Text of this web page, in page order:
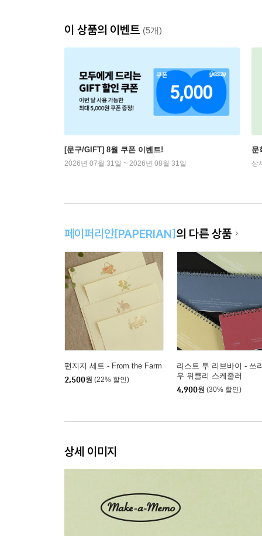
이 상품의 이벤트 (5개)
[문구/GIFT] 8월 쿠폰 이벤트!
2026년 07월 31일 ~ 2026년 08월 31일
문
상
페이퍼리안[PAPERIAN]의 다른 상품
편지지 세트 - From the Farm
2,500원 (22% 할인)
리스트 투 리브바이 - 쓰
우 위클리 스케줄러
4,900원 (30% 할인)
상세 이미지